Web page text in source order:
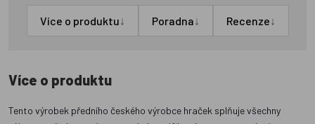
Více o produktu↓ Poradna↓ Recenze↓
Více o produktu
Tento výrobek předního českého výrobce hraček splňuje všechny